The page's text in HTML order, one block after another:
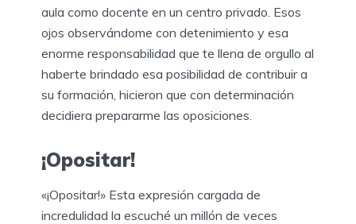
aula como docente en un centro privado. Esos
ojos observándome con detenimiento y esa
enorme responsabilidad que te llena de orgullo al
haberte brindado esa posibilidad de contribuir a
su formación, hicieron que con determinación
decidiera prepararme las oposiciones.
¡Opositar!
«¡Opositar!» Esta expresión cargada de
incredulidad la escuché un millón de veces